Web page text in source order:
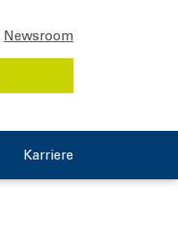
Karriere
Newsroom